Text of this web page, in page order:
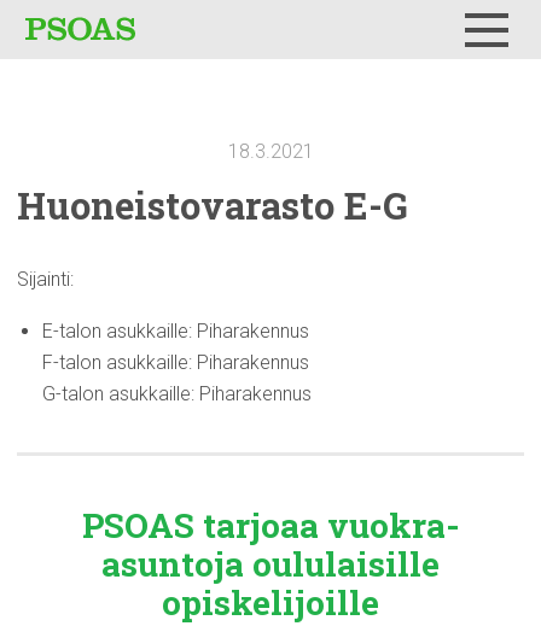
18.3.2021
Huoneistovarasto E-G
Sijainti:
E-talon asukkaille: Piharakennus
F-talon asukkaille: Piharakennus
G-talon asukkaille: Piharakennus
PSOAS tarjoaa vuokra-
asuntoja oululaisille
opiskelijoille